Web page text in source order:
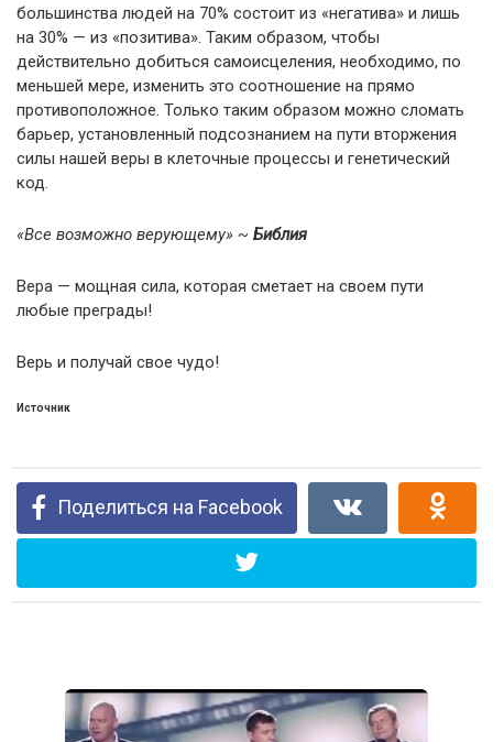
большинства людей на 70% состоит из «негатива» и лишь
на 30% — из «позитива». Таким образом, чтобы
действительно добиться самоисцеления, необходимо, по
меньшей мере, изменить это соотношение на прямо
противоположное. Только таким образом можно сломать
барьер, установленный подсознанием на пути вторжения
силы нашей веры в клеточные процессы и генетический
код.
«Все возможно верующему» ~ Библия
Вера — мощная сила, которая сметает на своем пути
любые преграды!
Верь и получай свое чудо!
Источник
Поделиться на Facebook